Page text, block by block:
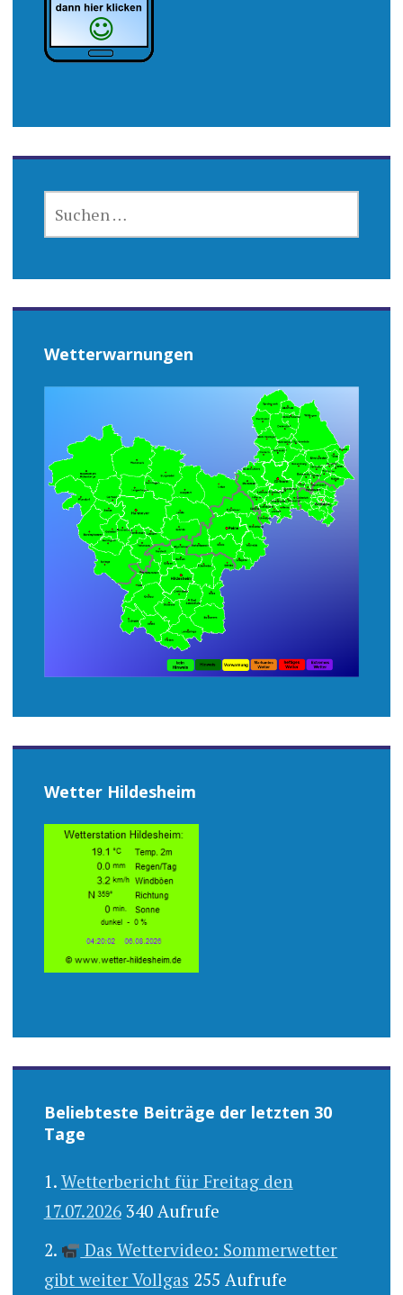
NACH:
Wetterwarnungen
Wetter Hildesheim
Beliebteste Beiträge der letzten 30
Tage
Wetterbericht für Freitag den
17.07.2026 340 Aufrufe
Das Wettervideo: Sommerwetter
gibt weiter Vollgas 255 Aufrufe